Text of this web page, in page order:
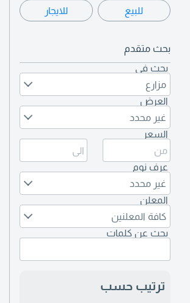
للبيع للايجار
بحث متقدم
بحث في
مزارع
العرض
غير محدد
السعر
عرف نوم
غير محدد
المعلن
كافة المعلنين
بحث عن كلمات
ترتيب حسب